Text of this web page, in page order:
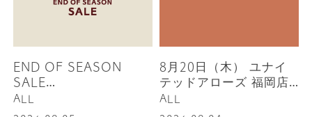
END OF SEASON
SALE
SPRING/SUMMER
2026
ALL
8月20日（木） ユナイ
テッドアローズ 福岡店
1Fウィメンズフロア リ
ニューアルオープン
ALL